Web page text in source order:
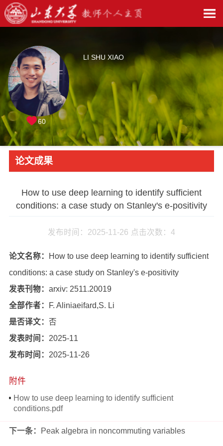
LI SHU XIAO
60
论文成果
How to use deep learning to identify sufficient
conditions: a case study on Stanley's e-positivity
发布时间：2025-11-26 点击次数： 4
论文名称：
How to use deep learning to identify sufficient
conditions: a case study on Stanley's e-positivity
发表刊物： arxiv: 2511.20019
全部作者：
F. Aliniaeifard,S. Li
是否译文： 否
发表时间： 2025-11
发布时间： 2025-11-26
附件
How to use deep learning to identify sufficient
conditions.pdf
下一条： Peak algebra in noncommuting variables